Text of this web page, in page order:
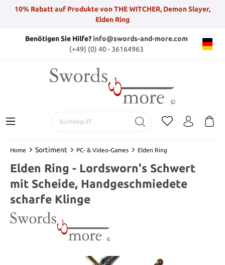
10% Rabatt auf Produkte von THE WITCHER, Demon Slayer,
Elden Ring
Benötigen Sie Hilfe?info@swords-and-more.com
(+49) (0) 40 - 36164963
Home Sortiment PC- & Video-Games Elden Ring
Elden Ring - Lordsworn's Schwert
mit Scheide, Handgeschmiedete
scharfe Klinge